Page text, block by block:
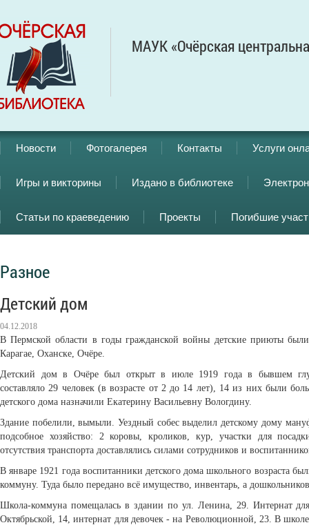
МАУК «Очёрская
Новости Фотогалерея Контакты Услуги
Игры и викторины Издано в библиотеке
Статьи по краеведению Проекты Погибшие
Разное
Детский дом
04.12.2018
В Пермской области в годы гражданской войны детские приюты
Карагае, Оханске, Очёре.
Детский дом в Очёре был открыт в июле 1919 года в бывшем
составляло 29 человек (в возрасте от 2 до 14 лет), 14 из них были
детского дома назначили Екатерину Васильевну Вологдину.
Здание побелили, вымыли. Уездный собес выделил детскому дому
подсобное хозяйство: 2 коровы, кроликов, кур, участки для
отсутствия транспорта доставлялись силами сотрудников и
В январе 1921 года воспитанники детского дома школьного возраста
коммуну. Туда было передано всё имущество, инвентарь, а
Школа-коммуна помещалась в здании по ул. Ленина, 29. Интернат
Октябрьской, 14, интернат для девочек - на Революционной, 23. В